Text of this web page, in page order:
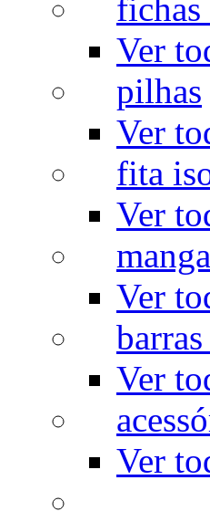
fichas
Ver
pilhas
Ver
fita
Ver
Ver
Ver
Ver